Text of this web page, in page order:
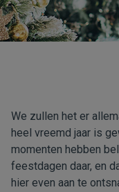
We zullen het er
heel vreemd jaar is
momenten hebben
feestdagen daar, en
hier even aan te